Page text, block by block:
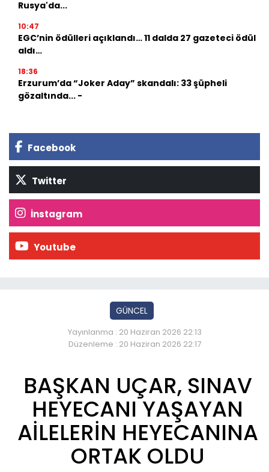
Rusya'da...
10:47
EGC’nin ödülleri açıklandı… 11 dalda 27 gazeteci ödül
aldı…
18:36
Erzurum’da “Joker Aday” skandalı: 33 şüpheli
gözaltında... -
Facebook
Twitter
İnstagram
Youtube
GÜNCEL
Yayınlanma : 20 Haziran 2026 22:13
Düzenleme : 20 Haziran 2026 22:17
BAŞKAN UÇAR, SINAV
HEYECANI YAŞAYAN
AİLELERİN HEYECANINA
ORTAK OLDU